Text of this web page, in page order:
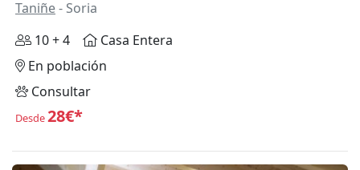
Taniñe- Soria
10 + 4
Casa Entera
En población
Consultar
Desde28€*